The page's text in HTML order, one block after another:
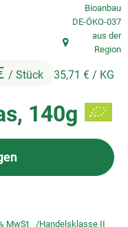
140g
/ Stück 35,71 € / KG
Bioanbau
, Kontrollstelle:
DE-ÖKO-037
, Herkunft:
aus der
Region
zum Warenkorb
MwSt Handelsklasse II